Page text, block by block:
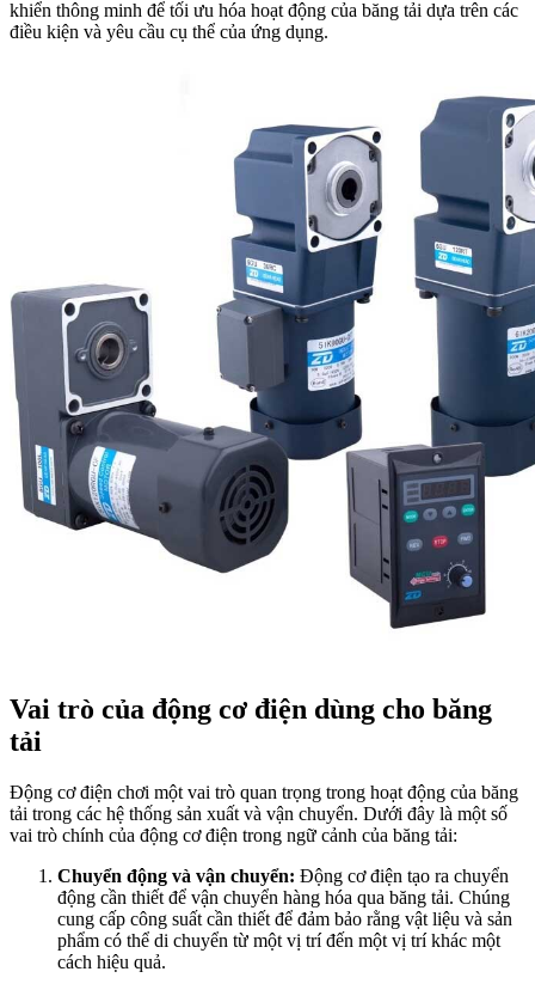
khiển thông minh để tối ưu hóa hoạt động của băng tải dựa trên các
điều kiện và yêu cầu cụ thể của ứng dụng.
Vai trò của động cơ điện dùng cho băng
tải
Động cơ điện chơi một vai trò quan trọng trong hoạt động của băng
tải trong các hệ thống sản xuất và vận chuyển. Dưới đây là một số
vai trò chính của động cơ điện trong ngữ cảnh của băng tải:
Chuyển động và vận chuyển: Động cơ điện tạo ra chuyển
động cần thiết để vận chuyển hàng hóa qua băng tải. Chúng
cung cấp công suất cần thiết để đảm bảo rằng vật liệu và sản
phẩm có thể di chuyển từ một vị trí đến một vị trí khác một
cách hiệu quả.